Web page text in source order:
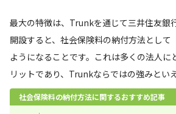
最大の特徴は、Trunkを通じて三井住友銀
開設すると、社会保険料の納付方法として
ようになることです。これは多くの法人に
リットであり、Trunkならではの強みといえ
社会保険料の納付方法に関するおすすめ記事